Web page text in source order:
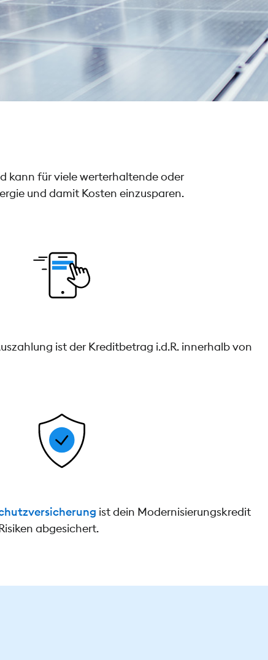
kann für viele werterhaltende oder
und damit Kosten einzusparen.
ist der Kreditbetrag i.d.R. innerhalb von
ist dein Modernisierungskredit
abgesichert.